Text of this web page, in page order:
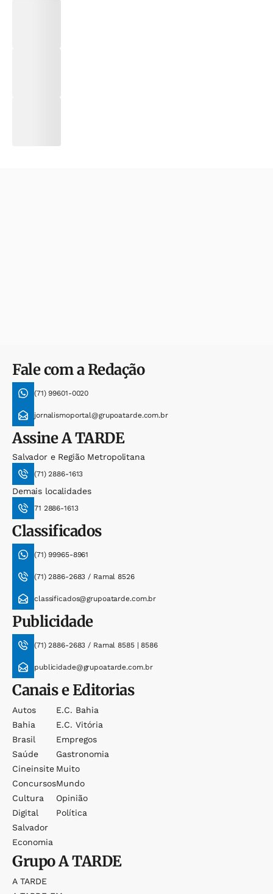
Fale com a Redação
(71) 99601-0020
jornalismoportal@grupoatarde.com.br
AssineA TARDE
Salvador e Região Metropolitana
(71) 2886-1613
Demais localidades
71 2886-1613
Classificados
(71) 99965-8961
(71) 2886-2683 / Ramal 8526
classificados@grupoatarde.com.br
Publicidade
(71) 2886-2683 / Ramal 8585 | 8586
publicidade@grupoatarde.com.br
Canais e Editorias
Autos
Bahia
Brasil
Saúde
Cineinsite
Concursos
Cultura
Digital
Salvador
Economia
E.c. Bahia
E.c. Vitória
Empregos
Gastronomia
Muito
Mundo
Opinião
Política
GrupoA TARDE
A TARDE